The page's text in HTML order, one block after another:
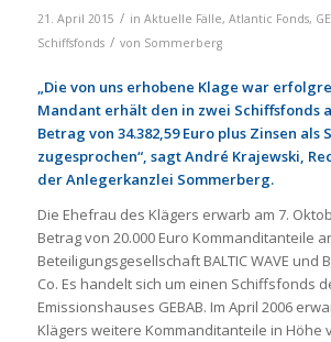
21. April 2015 / in Aktuelle Fälle, Atlantic Fonds,
Schiffsfonds / von Sommerberg
„Die von uns erhobene Klage war
Mandant erhält den in zwei Schiffsfonds
Betrag von 34.382,59 Euro plus Zinsen als
zugesprochen“, sagt André Krajewski,
der Anlegerkanzlei Sommerberg.
Die Ehefrau des Klägers erwarb am 7.
Betrag von 20.000 Euro Kommanditanteile
Beteiligungsgesellschaft BALTIC WAVE und
Co. Es handelt sich um einen Schiffsfonds
Emissionshauses GEBAB. Im April 2006
Klägers weitere Kommanditanteile in Höhe